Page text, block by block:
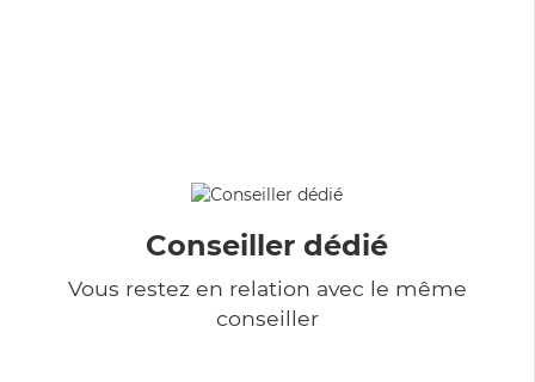
Conseiller dédié
Vous restez en relation avec le même
conseiller